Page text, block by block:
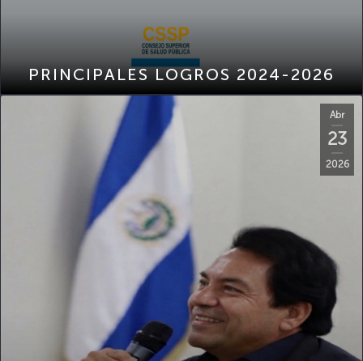
PRINCIPALES LOGROS 2024-2026
23
2026